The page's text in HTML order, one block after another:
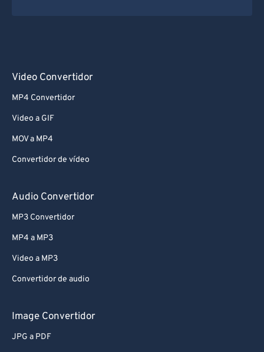
Video Convertidor
MP4 Convertidor
Video a GIF
MOV a MP4
Convertidor de vídeo
Audio Convertidor
MP3 Convertidor
MP4 a MP3
Video a MP3
Convertidor de audio
Image Convertidor
JPG a PDF